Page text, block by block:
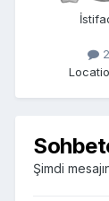
Şimdi